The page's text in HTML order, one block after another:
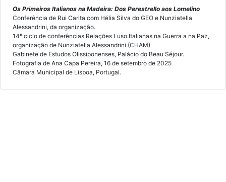
Os Primeiros Italianos na Madeira: Dos Perestrello aos Lomelino
Conferência de Rui Carita com Hélia Silva do GEO e Nunziatella
Alessandrini, da organização.
14º ciclo de conferências Relações Luso Italianas na Guerra a na Paz,
organização de Nunziatella Alessandrini (CHAM)
Gabinete de Estudos Olissiponenses, Palácio do Beau Séjour.
Fotografia de Ana Capa Pereira, 16 de setembro de 2025
Câmara Municipal de Lisboa, Portugal.